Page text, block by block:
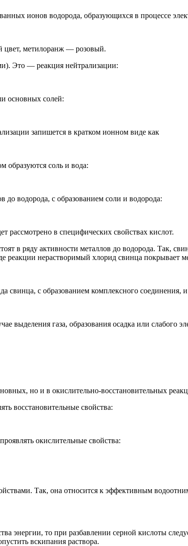
ионов водорода, образующихся в процессе
цвет, метилоранж — розовый.
Это — реакция нейтрализации:
основных солей:
запишется в кратком ионном виде как
соль и вода:
водорода, с образованием соли и водорода:
рассмотрено в специфических свойствах кислот.
в ряду активности металлов до водорода. Так,
реакции нерастворимый хлорид свинца покрывает
свинца, с образованием комплексного соединения,
выделения газа, образования осадка или слабого
но и в окислительно-восстановительных
восстановительные свойства:
окислительные свойства:
Так, она относится к эффективным
энергии, то при разбавлении серной кислоты
вскипания раствора.